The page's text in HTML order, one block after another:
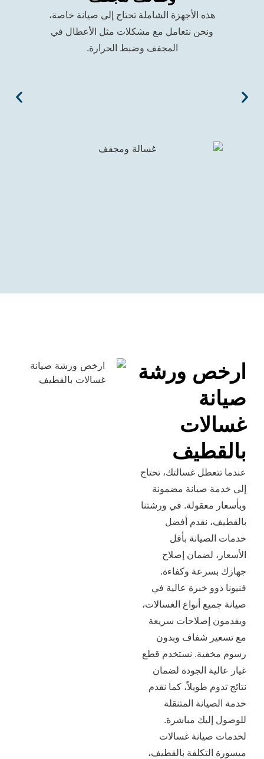
الأجهزة الشاملة تحتاج إلى صيانة خاصة،
ونحن نتعامل مع مشكلات مثل الأعطال في
المجفف وضبط الحرارة.
العناية
ورشة
غسالتك، تحتاج
صيانة مضمونة
في ورشتنا
نقدم أفضل
بأقل
لضمان إصلاح
وكفاءة.
خبرة عالية في
أنواع الغسالات،
إصلاحات سريعة
شفاف وبدون
نستخدم قطع
الجودة لضمان
طويلاً، كما نقدم
المتنقلة
مباشرة.
غسالات
بالقطيف،